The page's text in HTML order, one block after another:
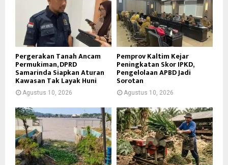
Pergerakan Tanah Ancam
Permukiman, DPRD
Samarinda Siapkan Aturan
Kawasan Tak Layak Huni
Agustus 10, 2026
Pemprov Kaltim Kejar
Peningkatan Skor IPKD,
Pengelolaan APBD Jadi
Sorotan
Agustus 10, 2026